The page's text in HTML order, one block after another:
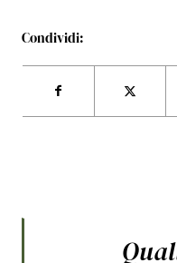
Condividi: